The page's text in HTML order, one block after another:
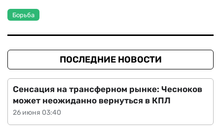
Борьба
ПОСЛЕДНИЕ НОВОСТИ
26 июня 03:40
Сенсация на трансферном рынке: Чесноков
может неожиданно вернуться в КПЛ